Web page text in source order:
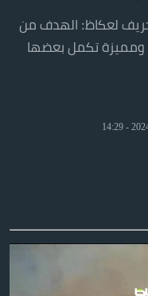
لعكاظ: الهدف من
ومميزة تكمل بعضها